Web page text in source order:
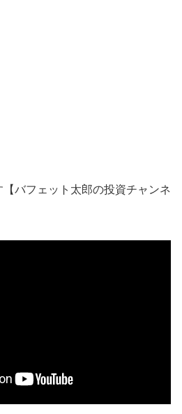
バフェット太郎の投資チャンネ